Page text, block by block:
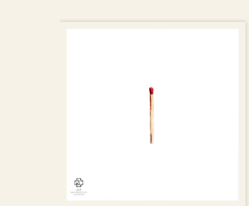
ᲙᲐᲚᲐᲗᲐᲨᲘ ᲓᲐᲛᲐᲢᲔᲑᲐ